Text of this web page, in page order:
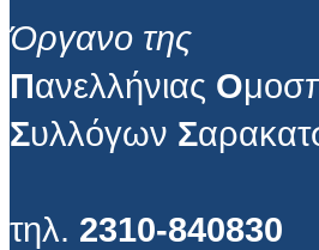
Όργανο της
Πανελλήνιας Ο
Συλλόγων Σ
τηλ. 2310-840830